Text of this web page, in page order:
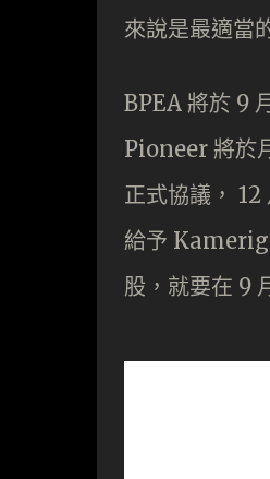
來說是最適當
BPEA 將於 9
Pioneer 將於
正式協議，
給予 Kamerig
股，就要在 9